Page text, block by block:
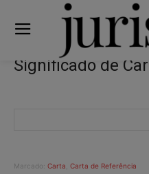
Significado de
Marcado: Carta Carta de Referência